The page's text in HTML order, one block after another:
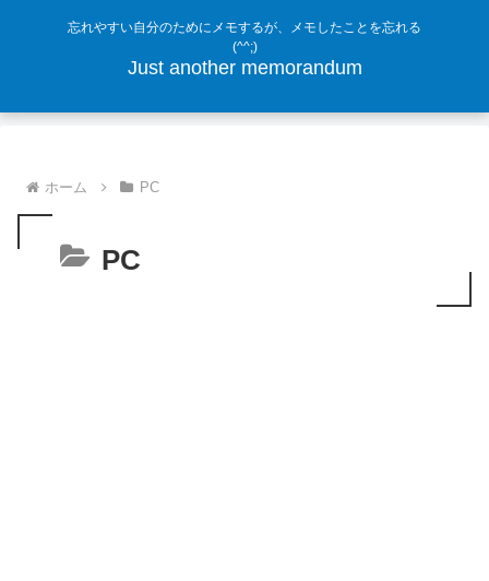
忘れやすい自分のためにメモするが、メモしたことを忘れる
(^^;)
Just another memorandum
ホーム PC
PC